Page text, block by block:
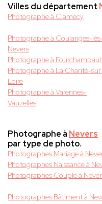
Villes du département
Photographe à Clamecy
Photographe à Coulanges-
Nevers
Photographe à
Photographe à La Charité-
Loire
Photographe à Varennes-
Vauzelles
Photographe à Nevers
par type de photo.
Photographes Mariage à
Photographes Naissance à
Photographes Couple à
Photographes Bâtiment à